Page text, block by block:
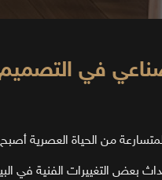
في
من الحياة العصرية
بعض التغييرات الفنية في